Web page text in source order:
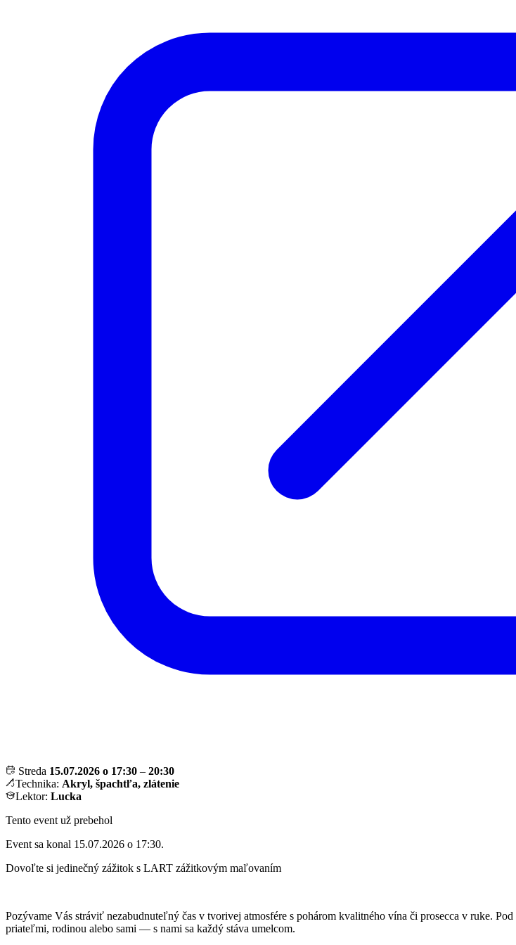
Streda 15.07.2026 o 17:30 – 20:30
Technika: Akryl, špachtľa, zlátenie
Lektor: Lucka
Tento event už prebehol
Event sa konal 15.07.2026 o 17:30.
Dovoľte si jedinečný zážitok s LART zážitkovým maľovaním
Pozývame Vás stráviť nezabudnuteľný čas v tvorivej atmosfére s pohárom kvalitného vína či prosecca v ruke.
priateľmi, rodinou alebo sami — s nami sa každý stáva umelcom.